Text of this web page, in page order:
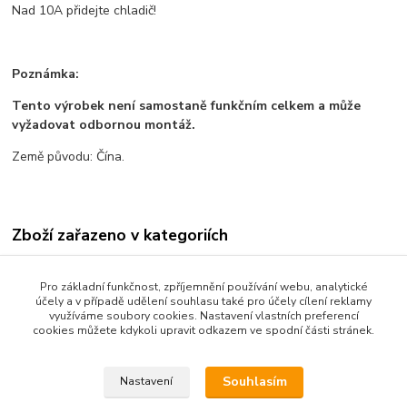
Nad 10A přidejte chladič!
Poznámka:
Tento výrobek není samostaně funkčním celkem a může
vyžadovat odbornou montáž.
Země původu: Čína.
Zboží zařazeno v kategoriích
Senzory a moduly
Elektronické součástky
Pro základní funkčnost, zpříjemnění používání webu, analytické
účely a v případě udělení souhlasu také pro účely cílení reklamy
využíváme soubory cookies. Nastavení vlastních preferencí
cookies můžete kdykoli upravit odkazem ve spodní části stránek.
Nastavení Souhlasím